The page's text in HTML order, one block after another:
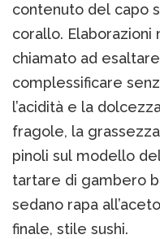
contenuto del capo
corallo. Elaborazioni
chiamato ad
complessificare
l’acidità e la
fragole, la
pinoli sul modello
tartare di gambero
sedano rapa
finale, stile sushi.